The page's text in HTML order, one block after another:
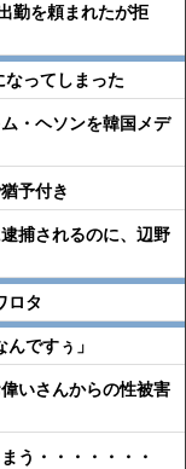
勤を頼まれたが拒
なってしまった
・ヘソンを韓国メデ
予付き
捕されるのに、辺野
ロタ
ですぅ」
いさんからの性被害
う・・・・・・・